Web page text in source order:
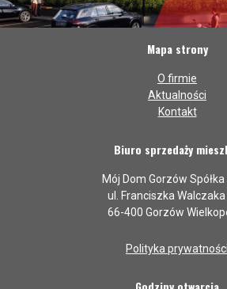
Mapa strony
O firmie
Aktualności
Kontakt
Biuro sprzedaży
Mój Dom Gorzów Spółka
ul. Franciszka
66-400 Gorzów
Polityka prywatności